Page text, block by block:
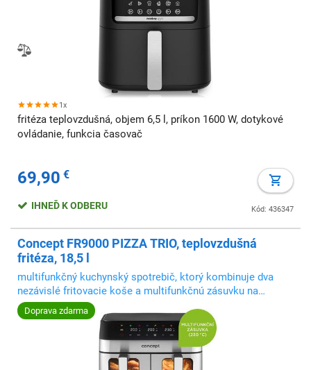
1x
fritéza teplovzdušná, objem 6,5 l, príkon 1600 W, dotykové
ovládanie, funkcia časovač
69,90 €
Kód: 436347
IHNEĎ K ODBERU
Concept FR9000 PIZZA TRIO, teplovzdušná
fritéza, 18,5 l
multifunkčný kuchynský spotrebič, ktorý kombinuje dva
nezávislé fritovacie koše a multifunkčnú zásuvku na
pečenie
Doprava zdarma